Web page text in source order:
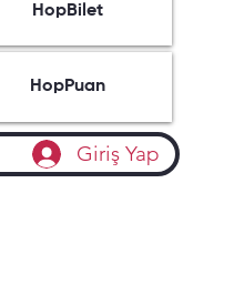
HopBilet
HopPuan
Giriş Yap